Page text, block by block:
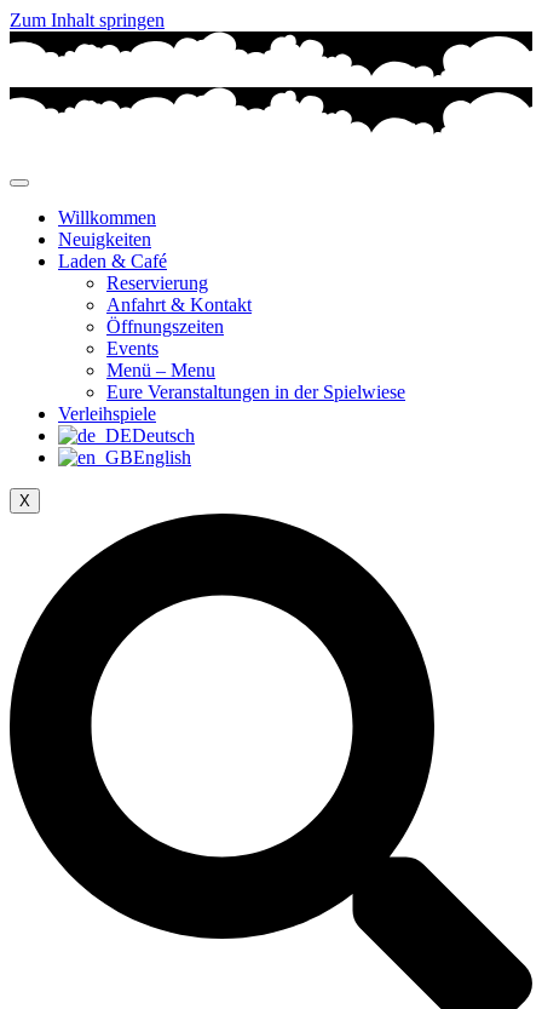
Zum Inhalt springen
Willkommen
Neuigkeiten
Laden & Café
Reservierung
Anfahrt & Kontakt
Öffnungszeiten
Events
Menü – Menu
Eure Veranstaltungen in der Spielwiese
Verleihspiele
Deutsch
English
X